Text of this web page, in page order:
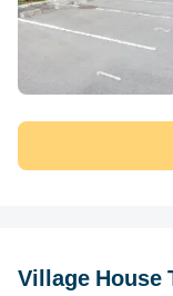
Village House